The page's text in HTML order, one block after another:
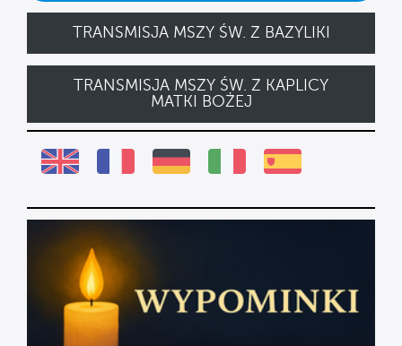
TRANSMISJA MSZY ŚW. Z BAZYLIKI
TRANSMISJA MSZY ŚW. Z KAPLICY
MATKI BOŻEJ